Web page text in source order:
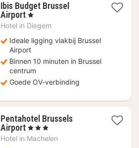
Ibis Budget Brussel
Airport1
nacht
vanaf
€
81
, 1 Sterren
Hotel in Diegem
Ideale ligging vlakbij Brussel
Airport
Binnen 10 minuten in Brussel
centrum
Goede OV-verbinding
Pentahotel Brussels
Airport1
nacht
, 3 Sterren
Hotel in Machelen